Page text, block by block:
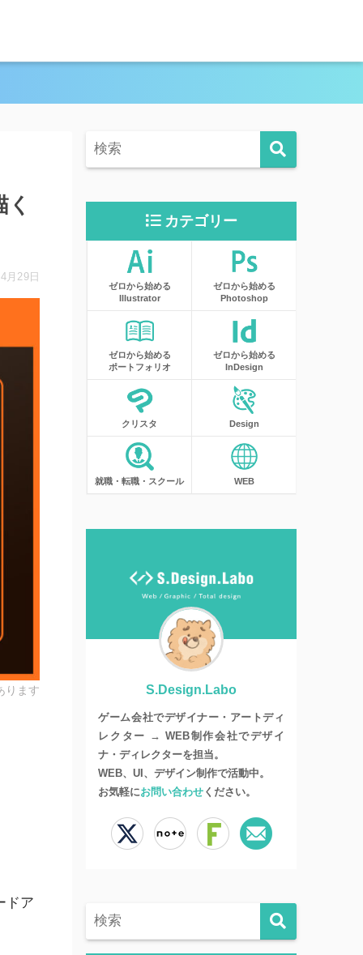
月29日
ります
ドア
カテゴリー
ゼロから始める
Illustrator
ゼロから始める
Photoshop
ゼロから始める
ポートフォリオ
ゼロから始める
InDesign
クリスタ Design
就職・転職・スクール WEB
S.Design.Labo
ゲーム会社でデザイナー・アートディ
レクター → WEB制作会社でデザイ
ナ・ディレクターを担当。
WEB、UI、デザイン制作で活動中。
お気軽にお問い合わせ ください。